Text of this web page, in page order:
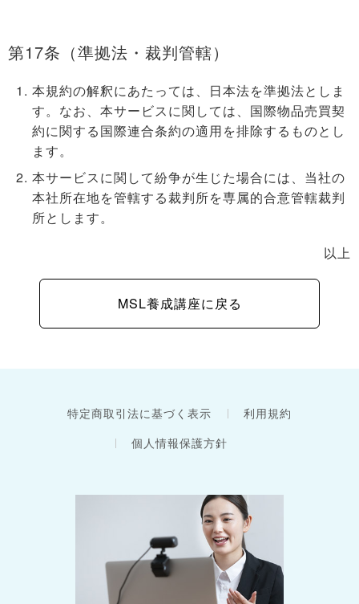
第17条（準拠法・裁判管轄）
本規約の解釈にあたっては、日本法を準拠法としま
す。なお、本サービスに関しては、国際物品売買契
約に関する国際連合条約の適用を排除するものとし
ます。
本サービスに関して紛争が生じた場合には、当社の
本社所在地を管轄する裁判所を専属的合意管轄裁判
所とします。
以上
MSL養成講座に戻る
特定商取引法に基づく表示
利用規約
個人情報保護方針